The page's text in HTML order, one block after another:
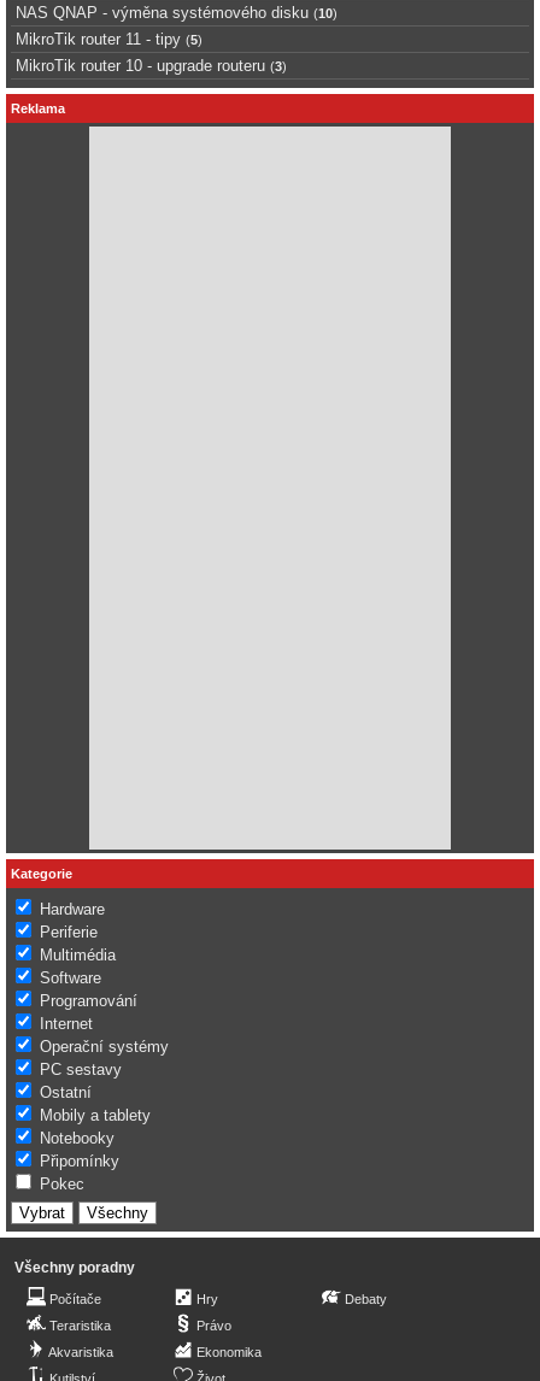
NAS QNAP - výměna systémového disku (10)
MikroTik router 11 - tipy (5)
MikroTik router 10 - upgrade routeru (3)
Reklama
Kategorie
Hardware
Periferie
Multimédia
Software
Programování
Internet
Operační systémy
PC sestavy
Ostatní
Mobily a tablety
Notebooky
Připomínky
Pokec
Všechny poradny
Počítače
Teraristika
Akvaristika
Hry
Právo
Ekonomika
Debaty